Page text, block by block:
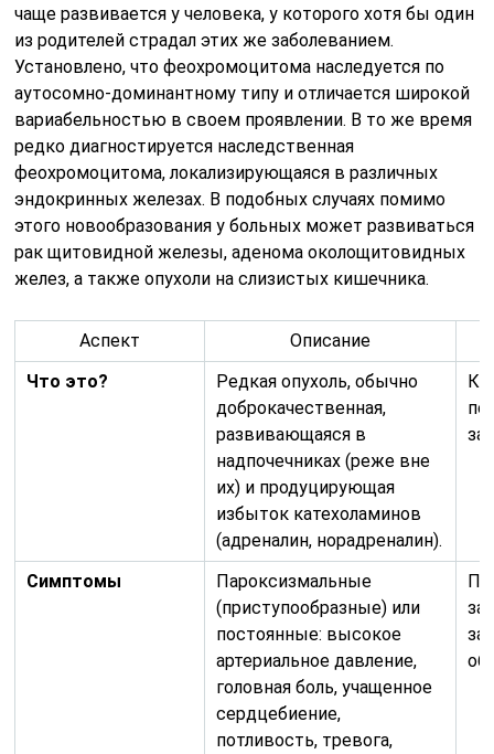
чаще развивается у человека, у которого хотя бы один
из родителей страдал этих же заболеванием.
Установлено, что феохромоцитома наследуется по
аутосомно-доминантному типу и отличается широкой
вариабельностью в своем проявлении. В то же время
редко диагностируется наследственная
феохромоцитома, локализирующаяся в различных
эндокринных железах. В подобных случаях помимо
этого новообразования у больных может развиваться
рак щитовидной железы, аденома околощитовидных
желез, а также опухоли на слизистых кишечника.
Аспект
Описание
Что это?
Редкая опухоль, обычно
доброкачественная,
развивающаяся в
надпочечниках (реже вне
их) и продуцирующая
избыток катехоламинов
(адреналин, норадреналин).
Симптомы
Пароксизмальные
(приступообразные) или
постоянные: высокое
артериальное давление,
головная боль, учащенное
сердцебиение,
потливость, тревога,